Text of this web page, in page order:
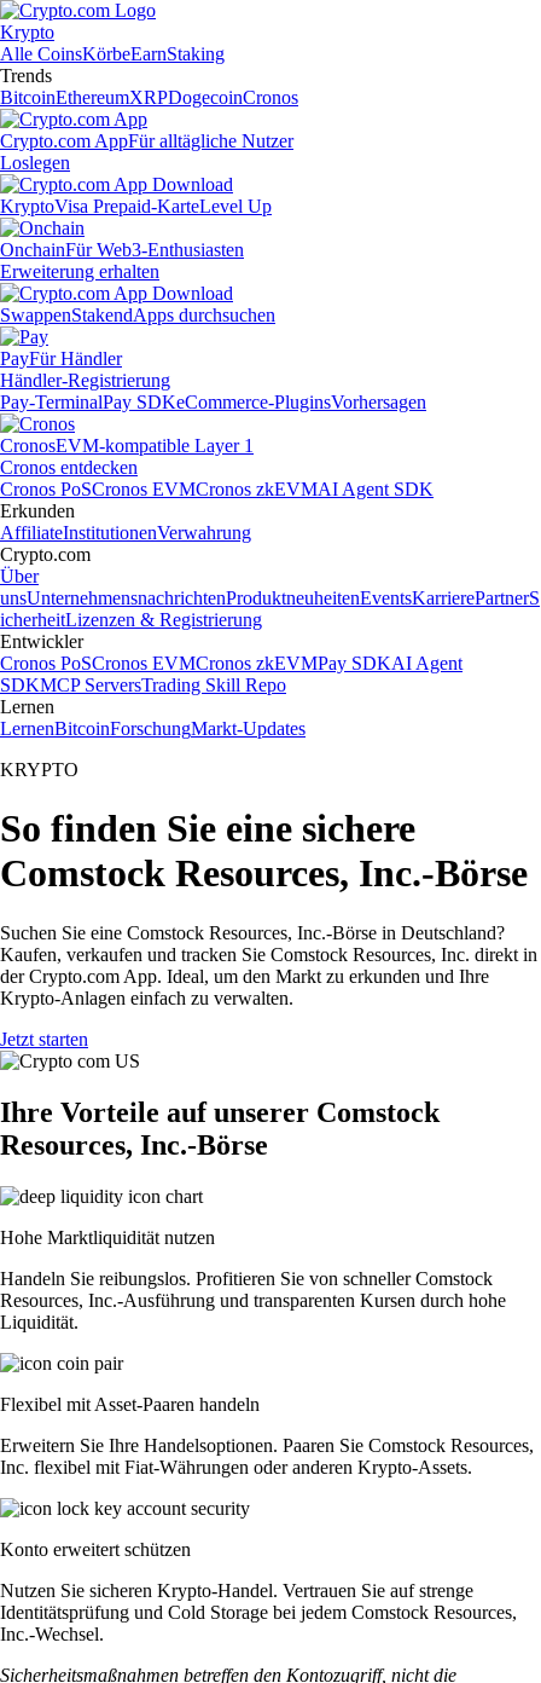
Krypto
Alle CoinsKörbeEarnStaking
Trends
BitcoinEthereumXRPDogecoinCronos
Crypto.com AppFür alltägliche Nutzer
Loslegen
KryptoVisa Prepaid-KarteLevel Up
OnchainFür Web3-Enthusiasten
Erweiterung erhalten
SwappenStakendApps durchsuchen
PayFür Händler
Händler-Registrierung
Pay-TerminalPay SDKeCommerce-PluginsVorhersagen
CronosEVM-kompatible Layer 1
Cronos entdecken
Cronos PoSCronos EVMCronos zkEVMAI Agent SDK
Erkunden
AffiliateInstitutionenVerwahrung
Crypto.com
Über
unsUnternehmensnachrichtenProduktneuheitenEventsKarrierePartnerS
icherheitLizenzen & Registrierung
Entwickler
Cronos PoSCronos EVMCronos zkEVMPay SDKAI Agent
SDKMCP ServersTrading Skill Repo
Lernen
LernenBitcoinForschungMarkt-Updates
KRYPTO
So finden Sie eine sichere
Comstock Resources, Inc.-Börse
Suchen Sie eine Comstock Resources, Inc.-Börse in Deutschland?
Kaufen, verkaufen und tracken Sie Comstock Resources, Inc. direkt in
der Crypto.com App. Ideal, um den Markt zu erkunden und Ihre
Krypto-Anlagen einfach zu verwalten.
Jetzt starten
Ihre Vorteile auf unserer Comstock
Resources, Inc.-Börse
Hohe Marktliquidität nutzen
Handeln Sie reibungslos. Profitieren Sie von schneller Comstock
Resources, Inc.-Ausführung und transparenten Kursen durch hohe
Liquidität.
Flexibel mit Asset-Paaren handeln
Erweitern Sie Ihre Handelsoptionen. Paaren Sie Comstock Resources,
Inc. flexibel mit Fiat-Währungen oder anderen Krypto-Assets.
Konto erweitert schützen
Nutzen Sie sicheren Krypto-Handel. Vertrauen Sie auf strenge
Identitätsprüfung und Cold Storage bei jedem Comstock Resources,
Inc.-Wechsel.
Sicherheitsmaßnahmen betreffen den Kontozugriff, nicht die